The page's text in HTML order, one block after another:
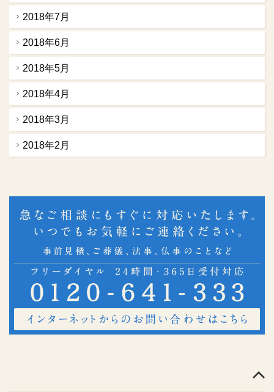
2018年7月
2018年6月
2018年5月
2018年4月
2018年3月
2018年2月